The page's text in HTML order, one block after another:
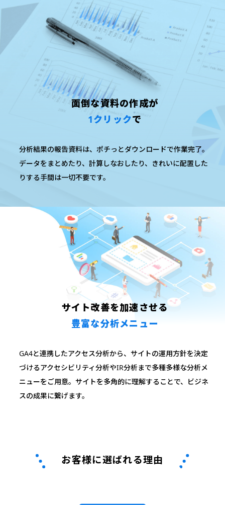
面倒な資料の作成が
1クリックで
分析結果の報告資料は、ポチっとダウンロードで作業完了。
データをまとめたり、計算しなおしたり、 きれいに配置した
りする手間は一切不要です。
サイト改善を加速させる
豊富な分析メニュー
GA4と連携したアクセス分析から、サイトの運用方針を決定
づけるアクセシビリティ分析やIR分析まで多種多様な分析メ
ニューをご用意。サイトを多角的に理解することで、ビジネ
スの成果に繋げます。
お客様に選ばれる理由